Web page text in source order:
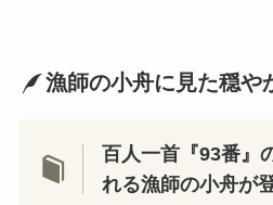
漁師の小舟に見た穏や
百人一首『93番』
れる漁師の小舟が